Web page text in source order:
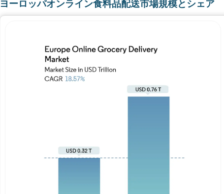
ヨーロッパオンライン食料品配送市場規模とシェア
画像 © Mordor Intelligence。再利用には